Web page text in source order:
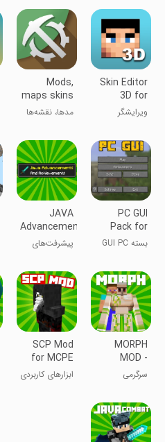
Skin Editor
3D for
Minecraft
ویرایشگر
ماینکرافت
Mods,
maps skins
for
مدها، نقشه‌ها
ماینکرفت
PC GUI
Pack for
Minecraft
بسته GUI PC
PE
JAVA
Advancements
Minecraft
پیشرفت‌های
ماینکرفت
MORPH
MOD -
Transform
into Mob
سرگرمی
SCP Mod
for MCPE
ابزارهای کاربردی